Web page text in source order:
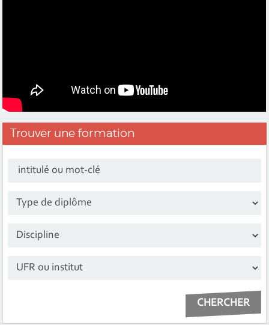
Trouver une formation
intitulé ou mot-clé
Sélectionner le diplôme
Sélectionner une disipline
Sélectionner un institut